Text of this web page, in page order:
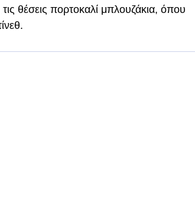
θέσεις πορτοκαλί μπλουζάκια, όπου